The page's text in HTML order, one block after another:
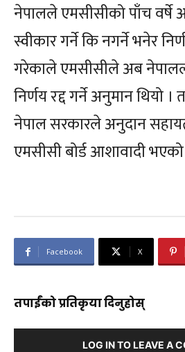
नेपालले एमसीसीको पाँच वर्षे
स्वीकार गर्ने कि नगर्ने भनेर
गरेकाले एमसीसीले अब
निर्णय रद्द गर्ने अनुमान थियो
नेपाल सरकारले अनुदान
एमसीसी बोर्ड आशावादी
Facebook X
तपाईंको प्रतिकृया दिनुहोस्
LOG IN TO LEAVE A